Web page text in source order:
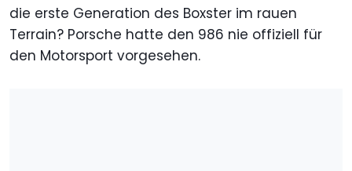
die erste Generation des Boxster im rauen
Terrain? Porsche hatte den 986 nie offiziell für
den Motorsport vorgesehen.